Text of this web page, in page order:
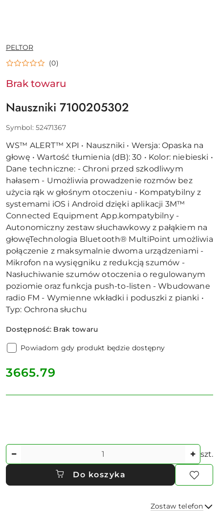
NAZWA
PRODUCENTA:
PELTOR
(0)
Brak towaru
Nauszniki 7100205302
Symbol: 52471367
WS™ ALERT™ XPI • Nauszniki • Wersja: Opaska na
głowę • Wartość tłumienia (dB): 30 • Kolor: niebieski •
Dane techniczne: - Chroni przed szkodliwym
hałasem - Umożliwia prowadzenie rozmów bez
użycia rąk w głośnym otoczeniu - Kompatybilny z
systemami iOS i Android dzięki aplikacji 3M™
Connected Equipment App.kompatybilny -
Autonomiczny zestaw słuchawkowy z pałąkiem na
głowęTechnologia Bluetooth® MultiPoint umożliwia
połączenie z maksymalnie dwoma urządzeniami -
Mikrofon na wysięgniku z redukcją szumów -
Nasłuchiwanie szumów otoczenia o regulowanym
poziomie oraz funkcja push-to-listen - Wbudowane
radio FM - Wymienne wkładki i poduszki z pianki •
Typ: Ochrona słuchu
Dostępność: Brak towaru
Powiadom gdy produkt będzie dostępny
cena:
3665.79
Ilość szt.
Do koszyka
Zostaw telefon